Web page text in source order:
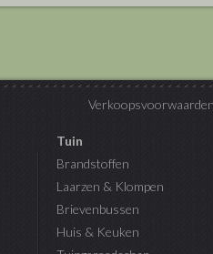
Verkoopsvoorwaarden
Tuin
Brandstoffen
Laarzen & Klompen
Brievenbussen
Huis & Keuken